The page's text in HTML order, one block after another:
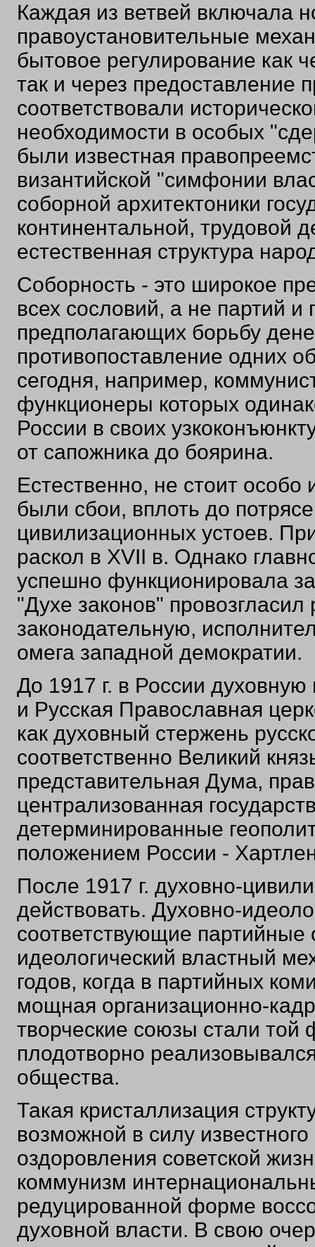
Каждая из ветвей включала
правоустановительные
бытовое регулирование как
так и через предоставление
соответствовали
необходимости в особых
были известная
византийской "симфонии
соборной архитектоники
континентальной, трудовой
естественная структура
Соборность - это широкое
всех сословий, а не партий
предполагающих борьбу
противопоставление одних
сегодня, например,
функционеры которых
России в своих
от сапожника до боярина.
Естественно, не стоит
были сбои, вплоть до
цивилизационных устоев.
раскол в XVII в. Однако
успешно функционировала
"Духе законов"
законодательную,
омега западной демократии.
До 1917 г. в России
и Русская Православная
как духовный стержень
соответственно Великий
представительная Дума,
централизованная
детерминированные
положением России -
После 1917 г. духовно-
действовать. Духовно-
соответствующие партийные
идеологический властный
годов, когда в партийных
мощная организационно-
творческие союзы стали той
плодотворно
общества.
Такая кристаллизация
возможной в силу
оздоровления советской
коммунизм
редуцированной форме
духовной власти. В свою